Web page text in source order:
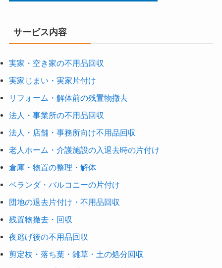
サービス内容
実家・空き家の不用品回収
実家じまい・実家片付け
リフォーム・解体前の残置物撤去
法人・事業所の不用品回収
法人・店舗・事務所向け不用品回収
老人ホーム・介護施設の入退去時の片付け
倉庫・物置の整理・解体
ベランダ・バルコニーの片付け
団地の退去片付け・不用品回収
残置物撤去・回収
夜逃げ後の不用品回収
剪定枝・落ち葉・雑草・土の処分回収